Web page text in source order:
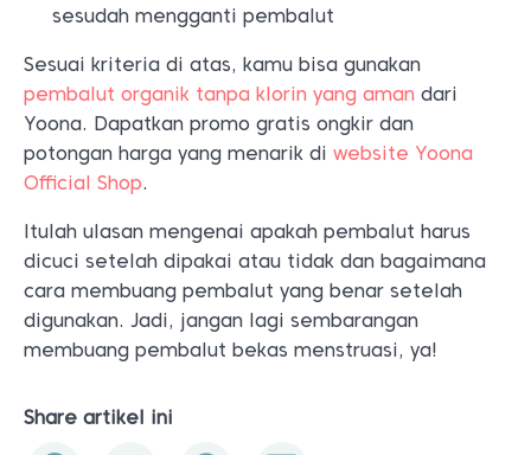
sesudah mengganti pembalut
Sesuai kriteria di atas, kamu bisa gunakan
pembalut organik tanpa klorin yang aman dari
Yoona. Dapatkan promo gratis ongkir dan
potongan harga yang menarik di website Yoona
Official Shop.
Itulah ulasan mengenai apakah pembalut harus
dicuci setelah dipakai atau tidak dan bagaimana
cara membuang pembalut yang benar setelah
digunakan. Jadi, jangan lagi sembarangan
membuang pembalut bekas menstruasi, ya!
Share artikel ini